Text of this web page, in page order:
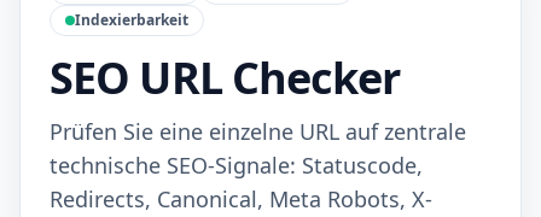
Indexierbarkeit
SEO URL Checker
Prüfen Sie eine einzelne URL auf zentrale
technische SEO-Signale: Statuscode,
Redirects, Canonical, Meta Robots, X-